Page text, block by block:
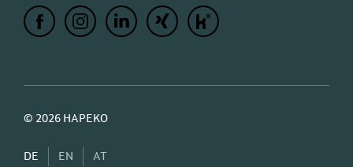
© 2026 HAPEKO
DE EN AT